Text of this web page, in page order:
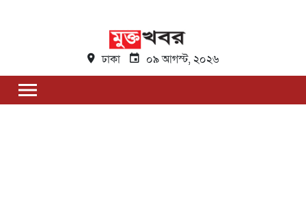
ঢাকা ০৯ আগস্ট, ২০২৬